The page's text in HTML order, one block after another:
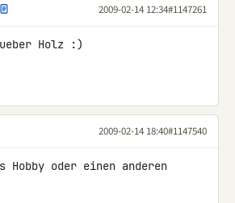
2009-02-14 12:34#1147261
Holz :)
2009-02-14 18:40#1147540
Hobby oder einen anderen